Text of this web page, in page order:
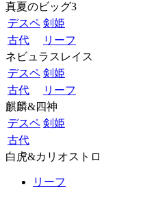
真夏のビッグ3
デスペ 剣姫
古代
リーフ
ネビュラスレイス
デスペ 剣姫
古代
リーフ
麒麟&四神
デスペ 剣姫
古代
白虎&カリオストロ
リーフ